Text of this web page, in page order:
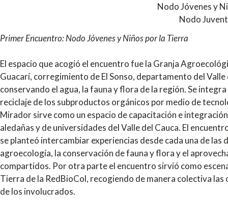
Nodo Jóvenes y
Nodo
Primer Encuentro: Nodo Jóvenes y Niños por la Tierra
El espacio que acogió el encuentro fue la Granja
Guacarí, corregimiento de El Sonso, departamento del
conservando el agua, la fauna y flora de la región. Se
reciclaje de los subproductos orgánicos por medio de
Mirador sirve como un espacio de capacitación e
aledañas y de universidades del Valle del Cauca. El
se planteó intercambiar experiencias desde cada una de
agroecología, la conservación de fauna y flora y el
compartidos. Por otra parte el encuentro sirvió como
Tierra de la RedBioCol, recogiendo de manera colectiva
de los involucrados.